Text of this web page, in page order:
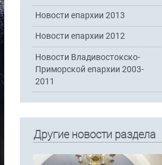
Новости епархии 2013
Новости епархии 2012
Новости Владивостокско-
Приморской епархии 2003-
2011
Другие новости раздела